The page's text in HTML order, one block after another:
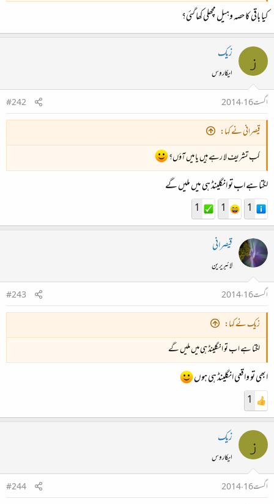
کیا باقی کا حصہ وہیل مچھلی کھا گئی؟
ز زیک
ایکاروس
اگست 16، 2014
#242
قیصرانی نے کہا:
کب تشریف لا رہے ہیں یا میں آؤں؟
لگتا ہے اب تو انگلینڈ ہی میں ملیں گے
1
1
1
قیصرانی
لائبریرین
اگست 16، 2014
#243
زیک نے کہا:
لگتا ہے اب تو انگلینڈ ہی میں ملیں گے
ابھی تو واقعی انگلینڈ ہی ہوں
1
ز زیک
ایکاروس
اگست 16، 2014
#244